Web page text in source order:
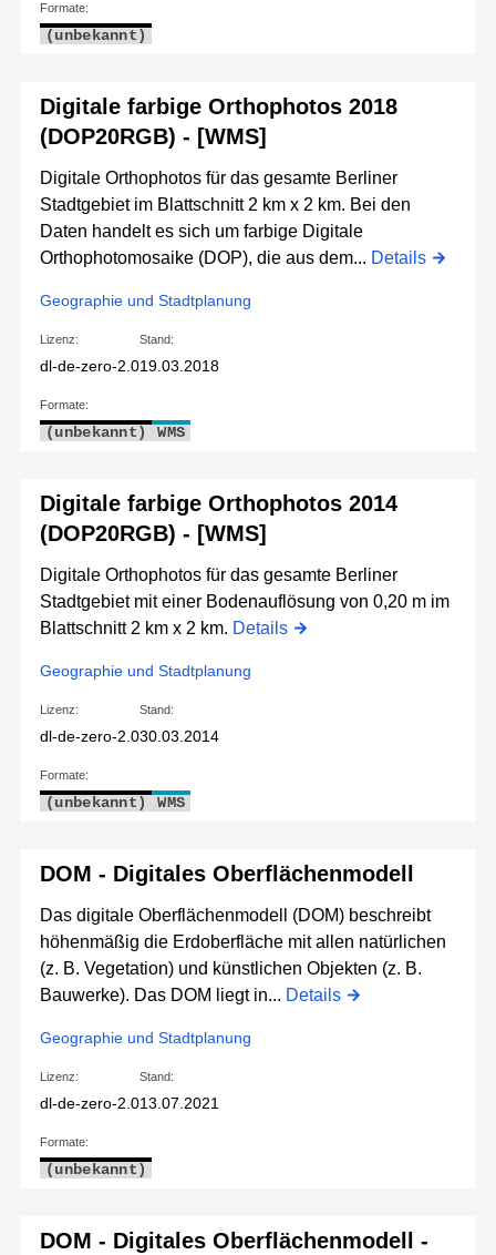
Formate:
(unbekannt)
Digitale farbige Orthophotos 2018
(DOP20RGB) - [WMS]
Digitale Orthophotos für das gesamte Berliner
Stadtgebiet im Blattschnitt 2 km x 2 km. Bei den
Daten handelt es sich um farbige Digitale
Orthophotomosaike (DOP), die aus dem... Details
Geographie und Stadtplanung
Lizenz:
dl-de-zero-2.0
Stand:
19.03.2018
Formate:
(unbekannt) WMS
Digitale farbige Orthophotos 2014
(DOP20RGB) - [WMS]
Digitale Orthophotos für das gesamte Berliner
Stadtgebiet mit einer Bodenauflösung von 0,20 m im
Blattschnitt 2 km x 2 km. Details
Geographie und Stadtplanung
Lizenz:
dl-de-zero-2.0
Stand:
30.03.2014
Formate:
(unbekannt) WMS
DOM - Digitales Oberflächenmodell
Das digitale Oberflächenmodell (DOM) beschreibt
höhenmäßig die Erdoberfläche mit allen natürlichen
(z. B. Vegetation) und künstlichen Objekten (z. B.
Bauwerke). Das DOM liegt in... Details
Geographie und Stadtplanung
Lizenz:
dl-de-zero-2.0
Stand:
13.07.2021
Formate:
(unbekannt)
DOM - Digitales Oberflächenmodell -